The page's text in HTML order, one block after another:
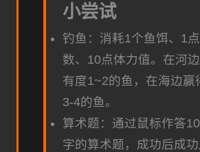
小尝试
钓鱼：消耗1个鱼饵、1
数、10点体力值。在河
有度1~2的鱼，在海边赢
3-4的鱼。
算术题：通过鼠标作答
字的算术题，成功后成功